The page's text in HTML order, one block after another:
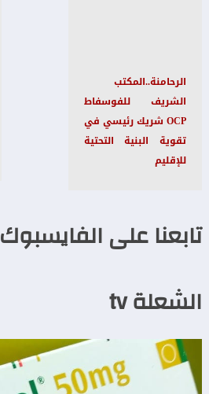
الرحامنة..المكتب
الشريف للفوسفاط
OCP شريك رئيسي في
تقوية البنية التحتية
للإقليم
تابعنا على الفايسبوك
الشعلة tv